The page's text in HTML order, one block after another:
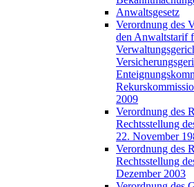
Anwaltsgesetz
Verordnung des
den Anwaltstarif
2009
Verordnung des
Rechtsstellung
22. November
Verordnung des
Rechtsstellung
Dezember 2003